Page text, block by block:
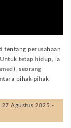
tentang perusahaan
tetap hidup, ia
seorang
pihak-pihak
27 Agustus 2025 -